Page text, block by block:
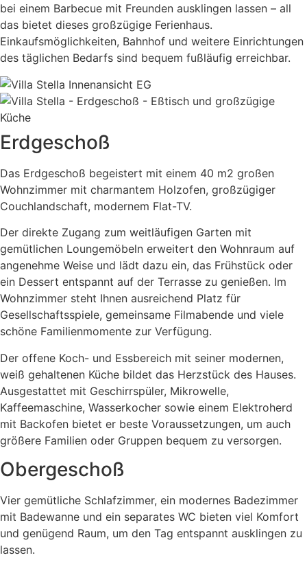
bei einem Barbecue mit Freunden ausklingen lassen – all
das bietet dieses großzügige Ferienhaus.
Einkaufsmöglichkeiten, Bahnhof und weitere Einrichtungen
des täglichen Bedarfs sind bequem fußläufig erreichbar.
Erdgeschoß
Das Erdgeschoß begeistert mit einem 40 m2 großen
Wohnzimmer mit charmantem Holzofen, großzügiger
Couchlandschaft, modernem Flat-TV.
Der direkte Zugang zum weitläufigen Garten mit
gemütlichen Loungemöbeln erweitert den Wohnraum auf
angenehme Weise und lädt dazu ein, das Frühstück oder
ein Dessert entspannt auf der Terrasse zu genießen. Im
Wohnzimmer steht Ihnen ausreichend Platz für
Gesellschaftsspiele, gemeinsame Filmabende und viele
schöne Familienmomente zur Verfügung.
Der offene Koch- und Essbereich mit seiner modernen,
weiß gehaltenen Küche bildet das Herzstück des Hauses.
Ausgestattet mit Geschirrspüler, Mikrowelle,
Kaffeemaschine, Wasserkocher sowie einem Elektroherd
mit Backofen bietet er beste Voraussetzungen, um auch
größere Familien oder Gruppen bequem zu versorgen.
Obergeschoß
Vier gemütliche Schlafzimmer, ein modernes Badezimmer
mit Badewanne und ein separates WC bieten viel Komfort
und genügend Raum, um den Tag entspannt ausklingen zu
lassen.